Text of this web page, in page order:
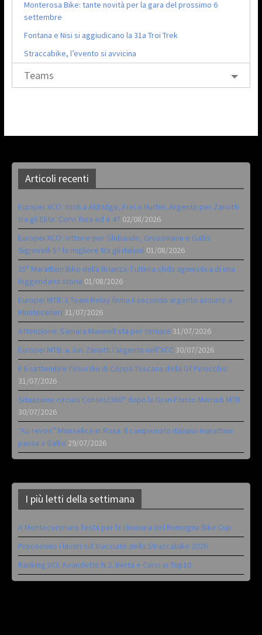
Monterosa Bike: tante novità per la gara del prossimo 6
settembre
Fontana e Nisi si aggiudicano la 31a Troi Trek
Straccabike, l’evento si avvicina
Teams
Articoli recenti
Europei XCO: titoli a Aldridge, Frei e Hutter. Argento per Zanotti
tra gli Elite. Corvi fora ed è 4^ 02/08/2026
Europei XCO: vittorie per Ghibaudo, Grossmann e Gallis.
Signorelli 5^ la migliore tra gli italiani 01/08/2026
35ª Marathon Bike della Brianza: l’ultima sfida agonistica di una
leggendaria storia 01/08/2026
Europei MTB: il Team Relay firma il secondo argento azzurro a
Monteceneri 31/07/2026
Attenzione: Samara Maxwell sta per tornare 31/07/2026
Europei MTB: a Juri Zanotti l’argento nell’XCC 30/07/2026
Il 6 settembre l’esordio di Coppa Toscana della Gf Pinocchio
31/07/2026
Situazione circuiti Contest360° dopo la Gran Fondo Marradi MTB
30/07/2026
“Au revoir” Monselice in Rosa. Il campionato italiano marathon
passa a Gallio 29/07/2026
I più letti della settimana
A Montecoronaro festa per la chiusura del Romagna Bike Cup
Procedono i lavori sul tracciato della Straccabike 2026
Ranking UCI: Avondetto N.2. Berta e Corvi in Top10